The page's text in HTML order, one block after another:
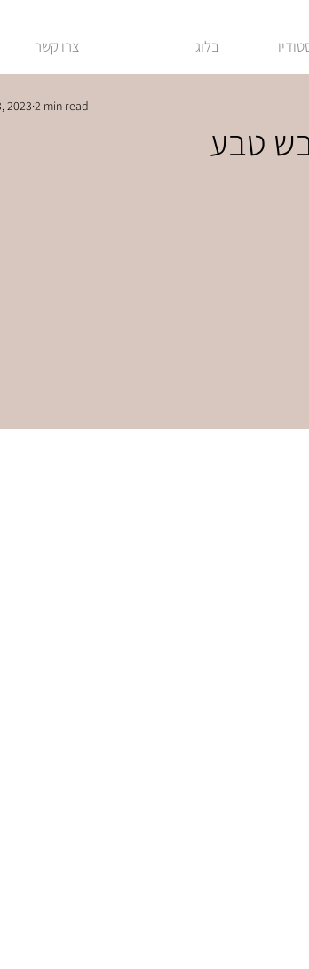
בלוג צרו קשר
טבע
2023 2 min read